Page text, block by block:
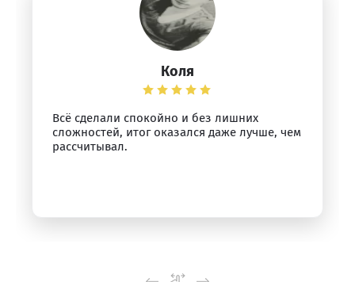
Коля
Всё сделали спокойно и без лишних
сложностей, итог оказался даже лучше, чем
рассчитывал.